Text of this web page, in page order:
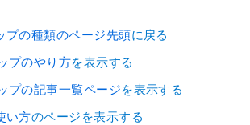
プの種類のページ先頭に戻る
プのやり方を表示する
プの記事一覧ページを表示する
い方のページを表示する